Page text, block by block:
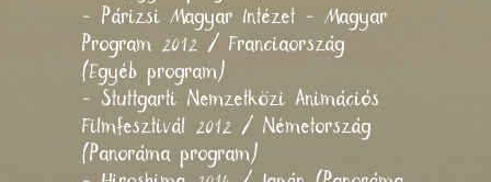
- Párizsi Magyar Intézet - Magyar
Program 2012 / Franciaország
(Egyéb program)
- Stuttgarti Nemzetközi Animációs
Filmfesztivál 2012 / Németország
(Panoráma program)